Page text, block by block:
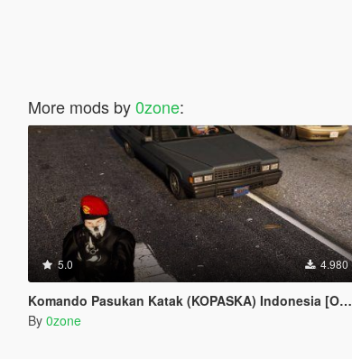
More mods by0zone:
5.0 4.980
Komando Pasukan Katak (KOPASKA) Indonesia [OUTDATED]
By 0zone